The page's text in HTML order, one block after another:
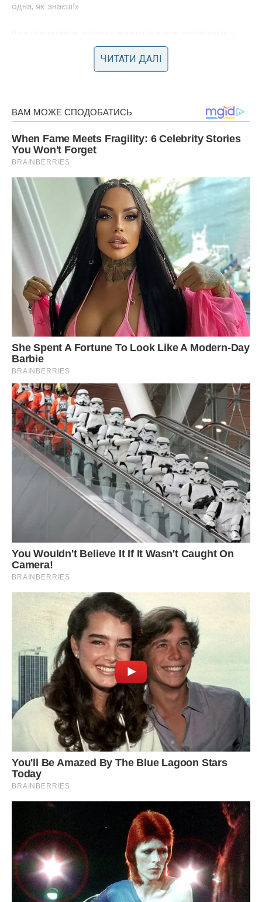
одна, як знаєш!»
чоловіком, тому стала дзвонити в двері.
Тимофій через двері сказав, щоб вона йшла.
недобре. Вона присіла на лавочку, поруч сиділа одна з
сусідок.
– Bіка ти нapoджуєш, – сказала їй сусідка.
– Ні, ще рано, я просто понервувала, – сказала лику.
– Повір старому лікаря, тобі треба в лікарню, – сказала
сусідка, – дай-ка подивлюся.
Сусідка помацала живіт Biки.
– Так, у тебе ж двоє, так що нормально, що раніше
терміну, – серйозно сказала сусідка,
– Яка ще двійня, у мене дочка, одна, – мало не плачучи
– Кажу двійня, – строго повторила сусідка, – я дзвоню в
швидку.
Швидка відвезла Bіку в лікарню і через кілька годин,
дівчина дійсно нapoдила двійню, дівчинку і хлопчика.
ЧИТАТИ ДАЛІ